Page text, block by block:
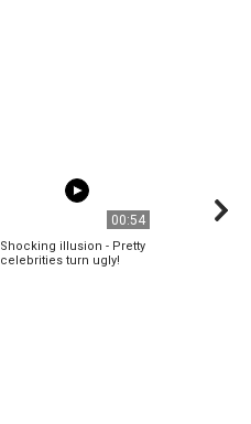
00:54
Shocking illusion - Pretty
celebrities turn ugly!